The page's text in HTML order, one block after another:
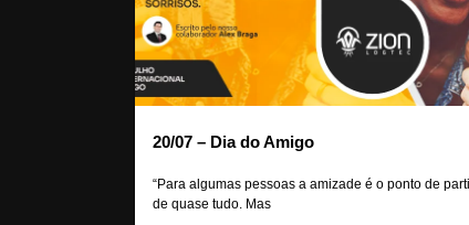
20/07 – Dia do Amigo
“Para algumas pessoas a amizade é o ponto de
de quase tudo. Mas